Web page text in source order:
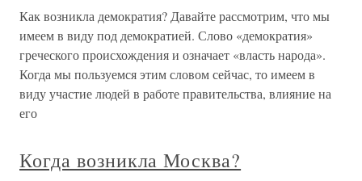
Как возникла демократия? Давайте рассмотрим, что мы
имеем в виду под демократией. Слово «демократия»
греческого происхождения и означает «власть народа».
Когда мы пользуемся этим словом сейчас, то имеем в
виду участие людей в работе правительства, влияние на
его
Когда возникла Москва?